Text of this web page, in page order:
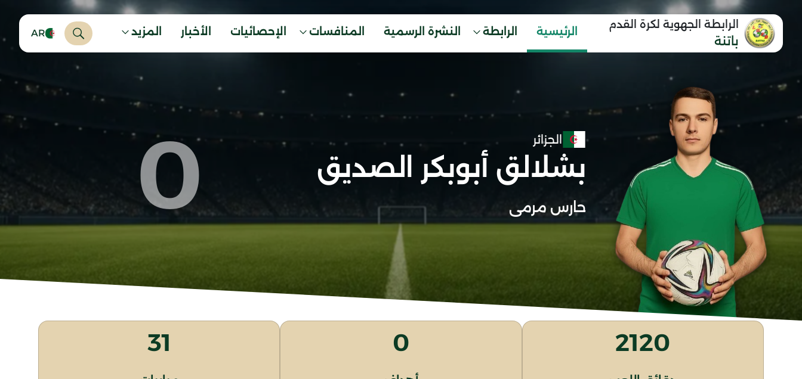
الرابطة الجهوية لكرة القدم
باتنة
الرئيسية الرابطة النشرة الرسمية المنافسات الإحصائيات الأخبار المزيد AR
الجزائر
بشلالق أبوبكر الصديق
حارس مرمى 0
2120
0
31